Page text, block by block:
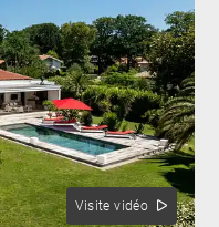
Visite vidéo